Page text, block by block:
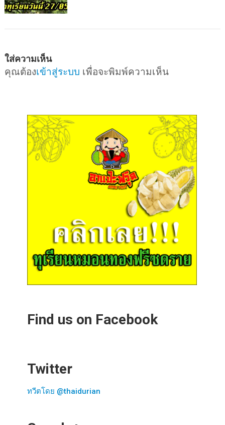
ใส่ความเห็น
คุณต้องเข้าสู่ระบบ เพื่อจะพิมพ์ความเห็น
Find us on Facebook
Twitter
ทวีตโดย @thaidurian